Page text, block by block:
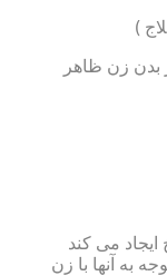
بدن زن ظاهر
می کند
به آنها با زن